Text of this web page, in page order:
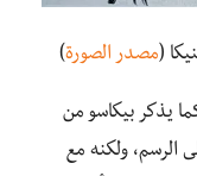
مصدر الصورة)
الفترة من 1932م حتى 1935م كما يذكر بيكاسو من
الرسم، ولكنه مع